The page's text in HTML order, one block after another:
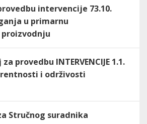
intervencije 73.10.
u primarnu
provedbu INTERVENCIJE 1.1.
i održivosti
Stručnog suradnika